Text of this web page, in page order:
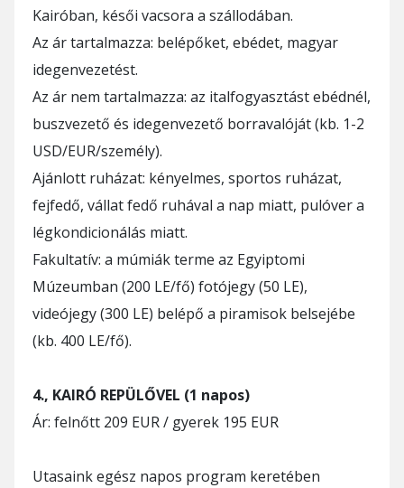
Kairóban, késői vacsora a szállodában.
Az ár tartalmazza: belépőket, ebédet, magyar
idegenvezetést.
Az ár nem tartalmazza: az italfogyasztást ebédnél,
buszvezető és idegenvezető borravalóját (kb. 1-2
USD/EUR/személy).
Ajánlott ruházat: kényelmes, sportos ruházat,
fejfedő, vállat fedő ruhával a nap miatt, pulóver a
légkondicionálás miatt.
Fakultatív: a múmiák terme az Egyiptomi
Múzeumban (200 LE/fő) fotójegy (50 LE),
videójegy (300 LE) belépő a piramisok belsejébe
(kb. 400 LE/fő).
4., KAIRÓ REPÜLŐVEL (1 napos)
Ár: felnőtt 209 EUR / gyerek 195 EUR
Utasaink egész napos program keretében